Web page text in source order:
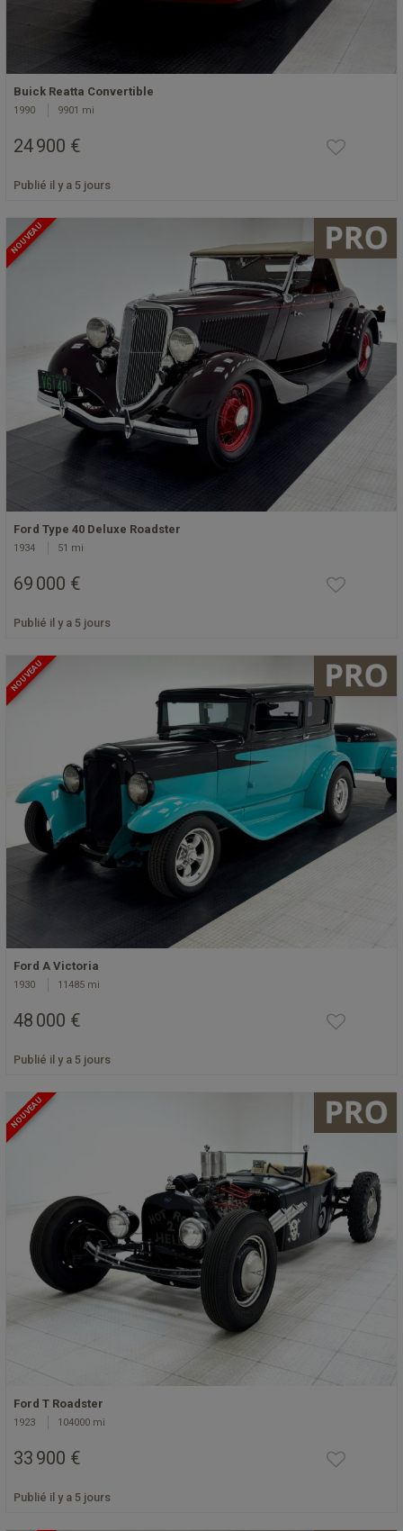
Buick Reatta Convertible
1990 9901 mi
24 900 €
Publié il y a 5 jours
NOUVEAU
Ford Type 40 Deluxe Roadster
1934 51 mi
69 000 €
Publié il y a 5 jours
NOUVEAU
Ford A Victoria
1930 11485 mi
48 000 €
Publié il y a 5 jours
NOUVEAU
Ford T Roadster
1923 104000 mi
33 900 €
Publié il y a 5 jours